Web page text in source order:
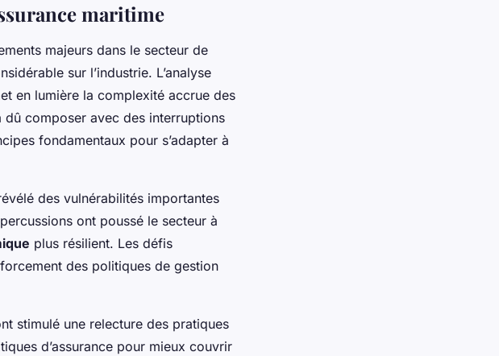
maritime
majeurs dans le secteur de
sur l’industrie. L’analyse
en lumière la complexité accrue des
composer avec des interruptions
fondamentaux pour s’adapter à
des vulnérabilités importantes
ont poussé le secteur à
plus résilient. Les défis
des politiques de gestion
stimulé une relecture des pratiques
d’assurance pour mieux couvrir